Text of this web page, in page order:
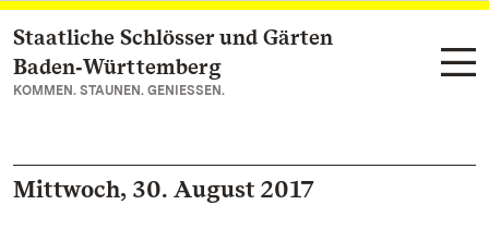
Zum Hauptinhalt springen
Staatliche Schlösser und Gärten
Baden‑Württemberg
KOMMEN. STAUNEN. GENIESSEN.
Mittwoch, 30. August 2017